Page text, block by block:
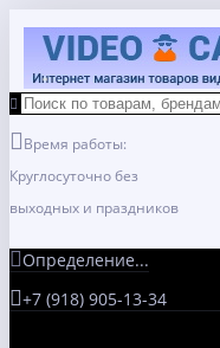
Время работы:
Круглосуточно без
выходных и праздников
Определение...
+7 (918) 905-13-34